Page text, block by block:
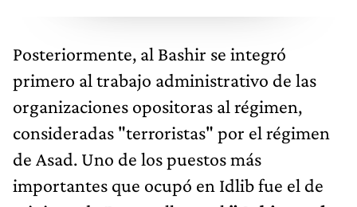
Posteriormente, al Bashir se integró
primero al trabajo administrativo de las
organizaciones opositoras al régimen,
consideradas "terroristas" por el régimen
de Asad. Uno de los puestos más
importantes que ocupó en Idlib fue el de